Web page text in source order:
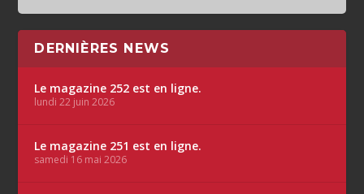
DERNIÈRES NEWS
Le magazine 252 est en ligne.
lundi 22 juin 2026
Le magazine 251 est en ligne.
samedi 16 mai 2026